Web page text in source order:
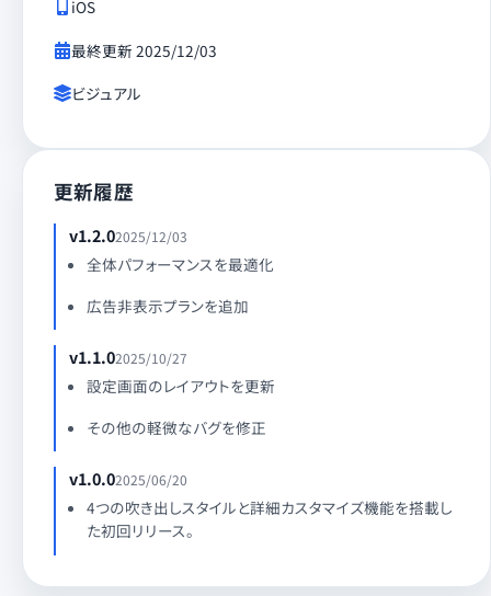
iOS
最終更新 2025/12/03
ビジュアル
更新履歴
v1.2.02025/12/03
全体パフォーマンスを最適化
広告非表示プランを追加
v1.1.02025/10/27
設定画面のレイアウトを更新
その他の軽微なバグを修正
v1.0.02025/06/20
4つの吹き出しスタイルと詳細カスタマイズ機能を搭載し
た初回リリース。